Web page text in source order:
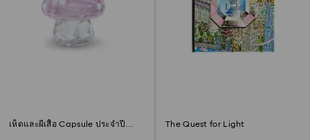
เห็ดและผีเสื้อ Capsule ประจำปี
The Quest for Light